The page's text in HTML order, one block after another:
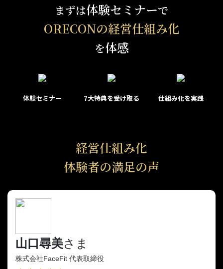
まずは体験セミナーで
ORECONの経営仕組み化
を体感
体験セミナー 7大特典を受け取る 仕組み化を実践
経営仕組み化
体験者の満足の声
山口尋美さま
株式会社FaceFit 代表取締役